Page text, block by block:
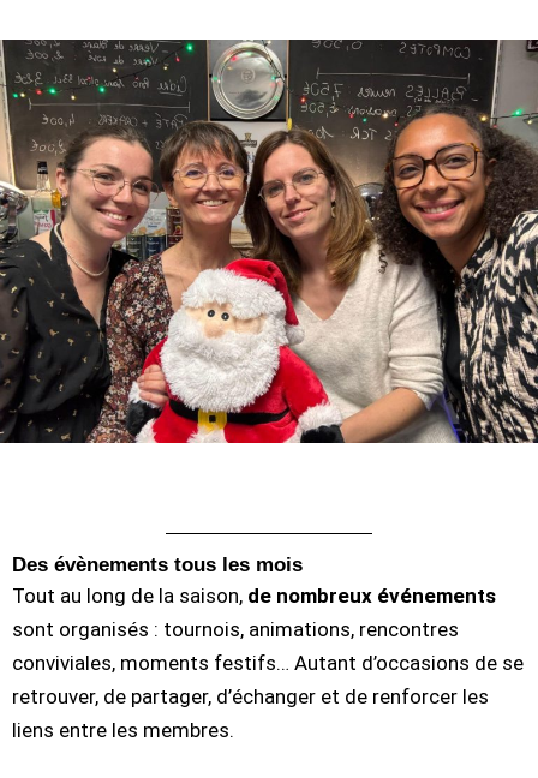
Des évènements tous les mois
Tout au long de la saison, de nombreux événements
sont organisés : tournois, animations, rencontres
conviviales, moments festifs… Autant d’occasions de se
retrouver, de partager, d’échanger et de renforcer les
liens entre les membres.